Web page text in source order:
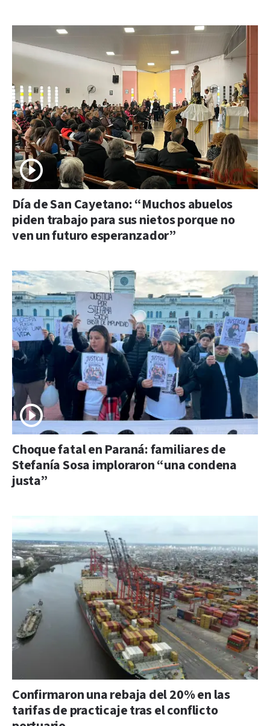
Día de San Cayetano: “Muchos abuelos
piden trabajo para sus nietos porque no
ven un futuro esperanzador”
Choque fatal en Paraná: familiares de
Stefanía Sosa imploraron “una condena
justa”
Confirmaron una rebaja del 20% en las
tarifas de practicaje tras el conflicto